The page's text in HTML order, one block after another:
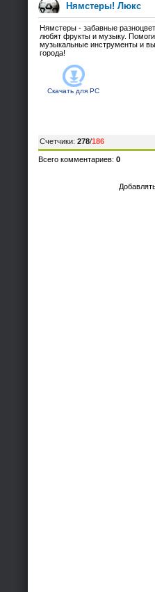
Нямстеры! Люкс
Нямстеры - забавные
любят фрукты и музыку.
музыкальные инструменты и
города!
Скачать для PC
Счетчики: 278/186
Всего комментариев: 0